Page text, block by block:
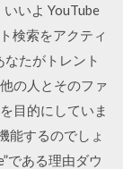
いよ YouTube
検索をアクティ
たがトレント
の人とそのファ
目的にしていま
能するのでしょ
である理由ダウ